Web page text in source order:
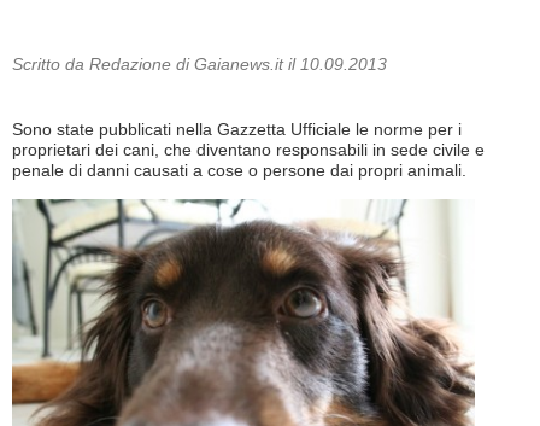
Scritto da Redazione di Gaianews.it il 10.09.2013
Sono state pubblicati nella Gazzetta Ufficiale le norme per i
proprietari dei cani, che diventano responsabili in sede civile e
penale di danni causati a cose o persone dai propri animali.